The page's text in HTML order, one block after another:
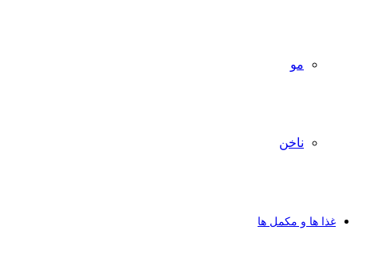
مو
ناخن
غذا ها و مکمل ها